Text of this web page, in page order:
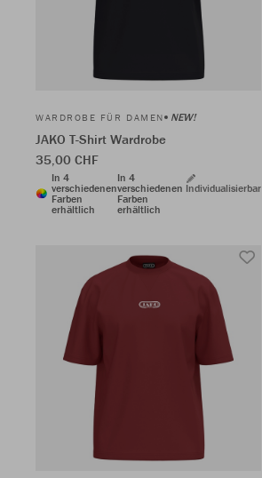
WARDROBE FÜR DAMEN NEW!
JAKO T-Shirt Wardrobe
35,00 CHF
In 4
verschiedenen
Farben
erhältlich
In 4
verschiedenen
Farben
erhältlich
Individualisierbar